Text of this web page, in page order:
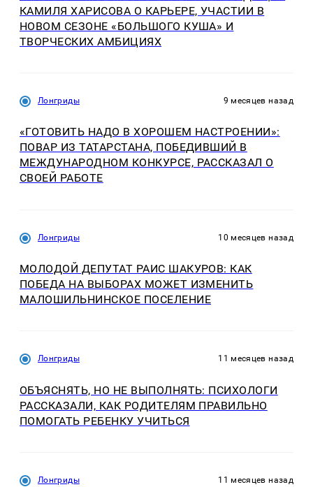
КАМИЛЯ ХАРИСОВА О КАРЬЕРЕ, УЧАСТИИ В
НОВОМ СЕЗОНЕ «БОЛЬШОГО КУША» И
ТВОРЧЕСКИХ АМБИЦИЯХ
Лонгриды 9 месяцев назад
«ГОТОВИТЬ НАДО В ХОРОШЕМ НАСТРОЕНИИ»:
ПОВАР ИЗ ТАТАРСТАНА, ПОБЕДИВШИЙ В
МЕЖДУНАРОДНОМ КОНКУРСЕ, РАССКАЗАЛ О
СВОЕЙ РАБОТЕ
Лонгриды 10 месяцев назад
МОЛОДОЙ ДЕПУТАТ РАИС ШАКУРОВ: КАК
ПОБЕДА НА ВЫБОРАХ МОЖЕТ ИЗМЕНИТЬ
МАЛОШИЛЬНИНСКОЕ ПОСЕЛЕНИЕ
Лонгриды 11 месяцев назад
ОБЪЯСНЯТЬ, НО НЕ ВЫПОЛНЯТЬ: ПСИХОЛОГИ
РАССКАЗАЛИ, КАК РОДИТЕЛЯМ ПРАВИЛЬНО
ПОМОГАТЬ РЕБЕНКУ УЧИТЬСЯ
Лонгриды 11 месяцев назад